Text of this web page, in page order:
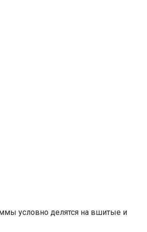
условно делятся на вшитые и